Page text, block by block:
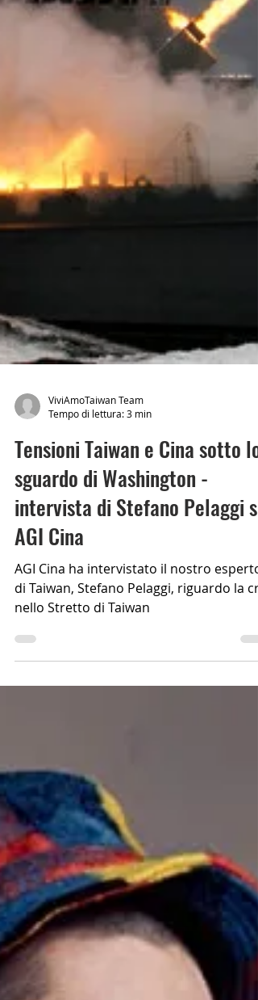
ViviAmoTaiwan Team
Tempo di lettura: 3 min
Tensioni Taiwan e Cina sotto lo
sguardo di Washington -
intervista di Stefano Pelaggi su
AGI Cina
AGI Cina ha intervistato il nostro esperto